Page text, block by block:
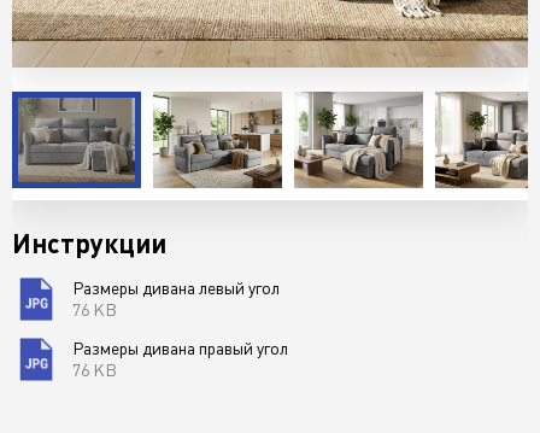
Инструкции
Размеры дивана левый угол
76 KB
Размеры дивана правый угол
76 KB